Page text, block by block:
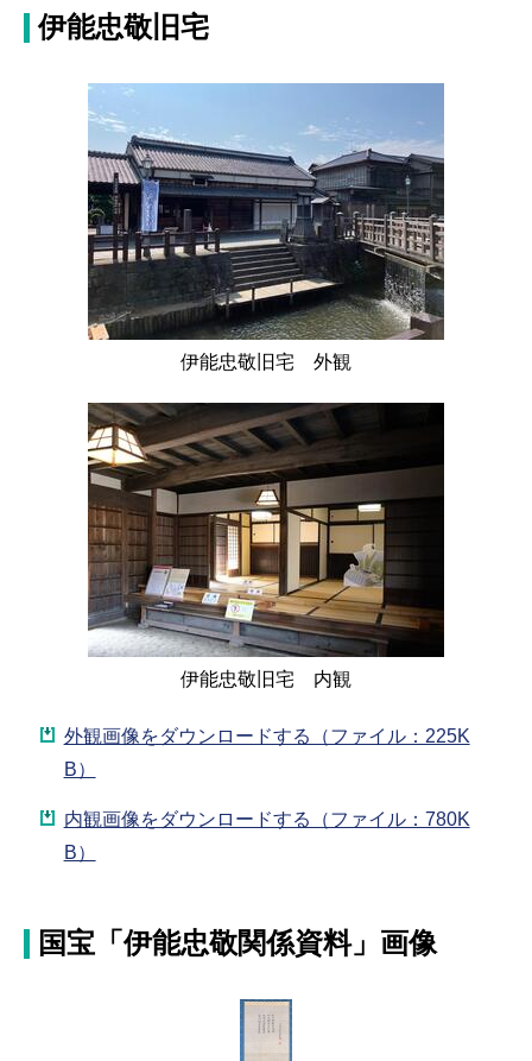
伊能忠敬旧宅
伊能忠敬旧宅 外観
伊能忠敬旧宅 内観
外観画像をダウンロードする（ファイル：225K
B）
内観画像をダウンロードする（ファイル：780K
B）
国宝「伊能忠敬関係資料」画像